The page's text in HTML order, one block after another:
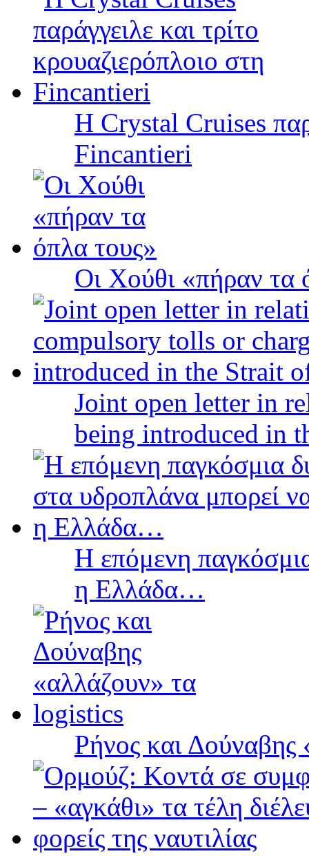
Η Crystal Cruises
Fincantieri
Οι Χούθι «πήραν τα
Joint open letter in
being introduced in
Η επόμενη
η Ελλάδα…
Ρήνος και